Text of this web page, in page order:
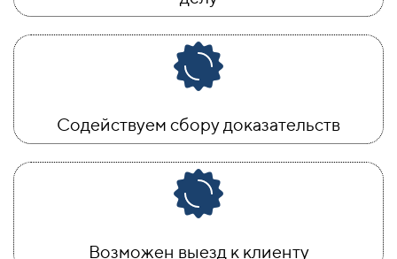
Содействуем сбору доказательств
Возможен выезд к клиенту